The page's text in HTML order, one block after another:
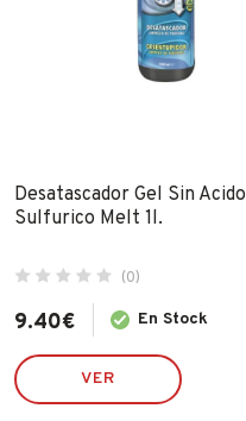
Desatascador Gel Sin Acido
Sulfurico Melt 1l.
(0)
9.40€ En Stock
VER